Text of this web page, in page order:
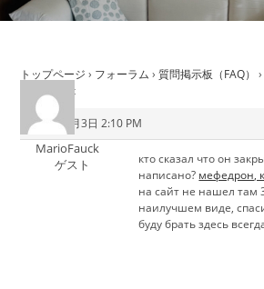
トップページ › フォーラム › 質問掲示板（FAQ） ›
Charlesrox
2026年6月3日 2:10 PM
MarioFauck
ゲスト
кто сказал что он
написано? мефедрон,
на сайт не нашел там
наилучшем виде,
буду брать здесь